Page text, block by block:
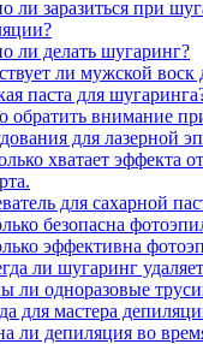
ли заразиться при
ли делать шугаринг?
ли мужской воск
паста для
обратить внимание
для лазерной
хватает эффекта
для сахарной
безопасна
эффективна
ли шугаринг
ли одноразовые
для мастера
ли депиляция во